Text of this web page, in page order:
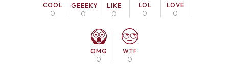
COOL
0
GEEEKY
0
LIKE
0
LOL
0
LOVE
0
OMG
0
WTF
0